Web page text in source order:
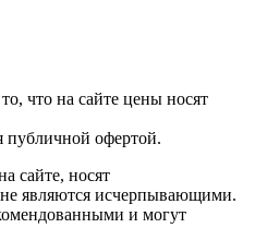
что на сайте цены носят
публичной офертой.
сайте, носят
являются исчерпывающими.
и могут